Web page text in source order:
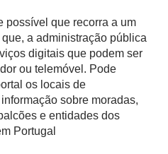
possível que recorra a um
a administração pública
digitais que podem ser
ou telemóvel. Pode
os locais de
sobre moradas,
e entidades dos
Portugal